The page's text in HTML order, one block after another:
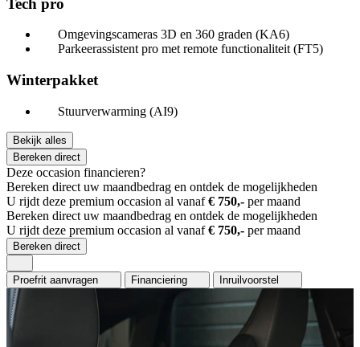
Omgevingscameras 3D en 360 graden (KA6)
Parkeerassistent pro met remote functionaliteit (FT5)
Winterpakket
Stuurverwarming (AI9)
Bekijk alles
Bereken direct
Deze occasion financieren?
Bereken direct uw maandbedrag en ontdek de mogelijkheden
U rijdt deze premium occasion al vanaf€ 750,- per maand
Bereken direct uw maandbedrag en ontdek de mogelijkheden
U rijdt deze premium occasion al vanaf€ 750,- per maand
Bereken direct
Proefrit aanvragen Financiering Inruilvoorstel